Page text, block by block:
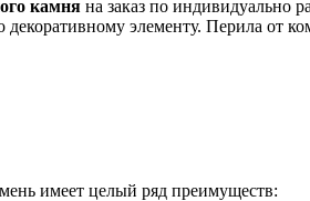
камня на заказ по индивидуально
элементу. Перила от
имеет целый ряд преимуществ: